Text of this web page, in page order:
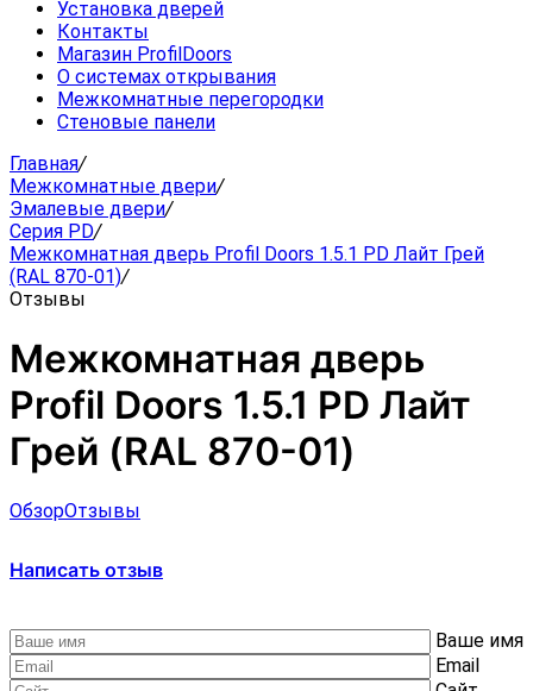
Установка дверей
Контакты
Магазин ProfilDoors
О системах открывания
Межкомнатные перегородки
Стеновые панели
Главная/
Межкомнатные двери/
Эмалевые двери/
Серия PD/
Межкомнатная дверь Profil Doors 1.5.1 PD Лайт Грей
(RAL 870-01)/
Отзывы
Межкомнатная дверь
Profil Doors 1.5.1 PD Лайт
Грей (RAL 870-01)
ОбзорОтзывы
Написать отзыв
Ваше имя
Email